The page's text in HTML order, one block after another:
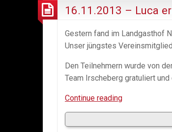
16.11.2013 – Luca
Gestern fand im Landgasthof
Unser jüngstes Vereinsmitglied
Den Teilnehmern wurde von
Team Irscheberg gratuliert
Continue reading16.11.2013
–